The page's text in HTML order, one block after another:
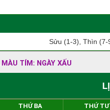
Sửu (1-3), Thìn (7-
MÀU TÍM: NGÀY XẤU
THỨ BA THỨ TƯ